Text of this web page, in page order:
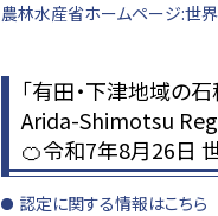
農林水産省ホームページ:世界
「有田・下津地域
Arida-Shimotsu
🍊令和7年8月26日
認定に関する情報はこちら